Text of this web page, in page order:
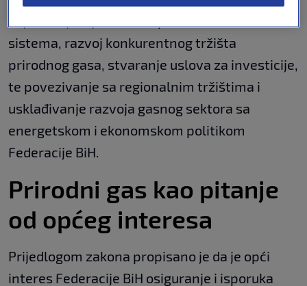
sistema, razvoj konkurentnog tržišta
prirodnog gasa, stvaranje uslova za investicije,
te povezivanje sa regionalnim tržištima i
usklađivanje razvoja gasnog sektora sa
energetskom i ekonomskom politikom
Federacije BiH.
Prirodni gas kao pitanje
od općeg interesa
Prijedlogom zakona propisano je da je opći
interes Federacije BiH osiguranje i isporuka